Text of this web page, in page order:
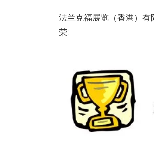
法兰克福展览（香港）有
荣: